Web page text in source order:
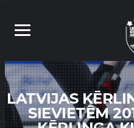
LATVIJAS
SIEVIETĒM